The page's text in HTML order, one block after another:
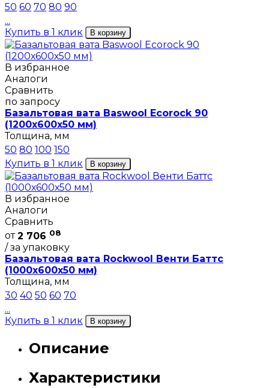
50 60 70 80 90
...
Купить в 1 клик
В корзину
В избранное
Аналоги
Сравнить
по запросу
Базальтовая вата Baswool Ecorock 90
(1200х600х50 мм)
Толщина, мм
50 80 100 150
Купить в 1 клик
В корзину
В избранное
Аналоги
Сравнить
от2 706 08
/ за упаковку
Базальтовая вата Rockwool Венти Баттс
(1000х600х50 мм)
Толщина, мм
30 40 50 60 70
...
Купить в 1 клик
В корзину
Описание
Характеристики